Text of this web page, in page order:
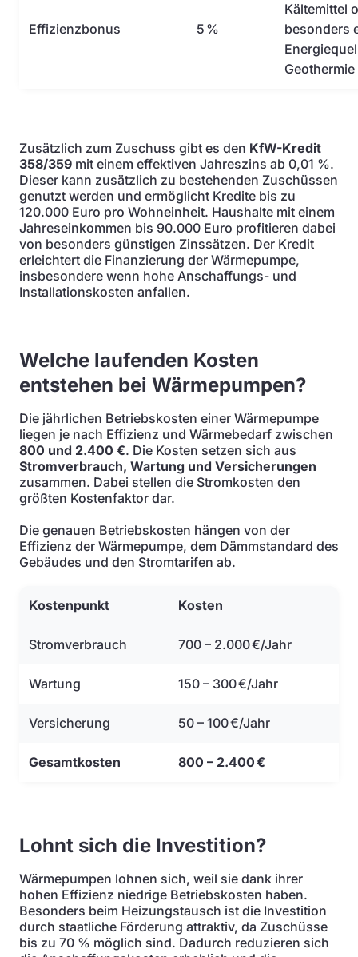
Effizienzbonus 5 %
Kältemittel
besonders
Geothermie
Zusätzlich zum Zuschuss gibt es den KfW-Kredit
358/359 mit einem effektiven Jahreszins ab 0,01 %.
Dieser kann zusätzlich zu bestehenden Zuschüssen
genutzt werden und ermöglicht Kredite bis zu
120.000 Euro pro Wohneinheit. Haushalte mit einem
Jahreseinkommen bis 90.000 Euro profitieren dabei
von besonders günstigen Zinssätzen. Der Kredit
erleichtert die Finanzierung der Wärmepumpe,
insbesondere wenn hohe Anschaffungs- und
Installationskosten anfallen.
Welche laufenden Kosten
entstehen bei Wärmepumpen?
Die jährlichen Betriebskosten einer Wärmepumpe
liegen je nach Effizienz und Wärmebedarf zwischen
800 und 2.400 €. Die Kosten setzen sich aus
Stromverbrauch, Wartung und Versicherungen
zusammen. Dabei stellen die Stromkosten den
größten Kostenfaktor dar.
Die genauen Betriebskosten hängen von der
Effizienz der Wärmepumpe, dem Dämmstandard des
Gebäudes und den Stromtarifen ab.
Kostenpunkt Kosten
Stromverbrauch 700 – 2.000 €/Jahr
Wartung 150 – 300 €/Jahr
Versicherung 50 – 100 €/Jahr
Gesamtkosten 800 – 2.400 €
Lohnt sich die Investition?
Wärmepumpen lohnen sich, weil sie dank ihrer
hohen Effizienz niedrige Betriebskosten haben.
Besonders beim Heizungstausch ist die Investition
durch staatliche Förderung attraktiv, da Zuschüsse
bis zu 70 % möglich sind. Dadurch reduzieren sich